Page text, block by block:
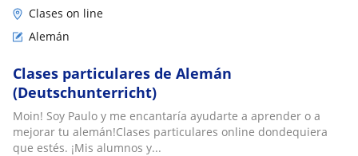
Clases on line
Alemán
Clases particulares de Alemán
(Deutschunterricht)
Moin! Soy Paulo y me encantaría ayudarte a aprender o a
mejorar tu alemán!Clases particulares online dondequiera
que estés. ¡Mis alumnos y...